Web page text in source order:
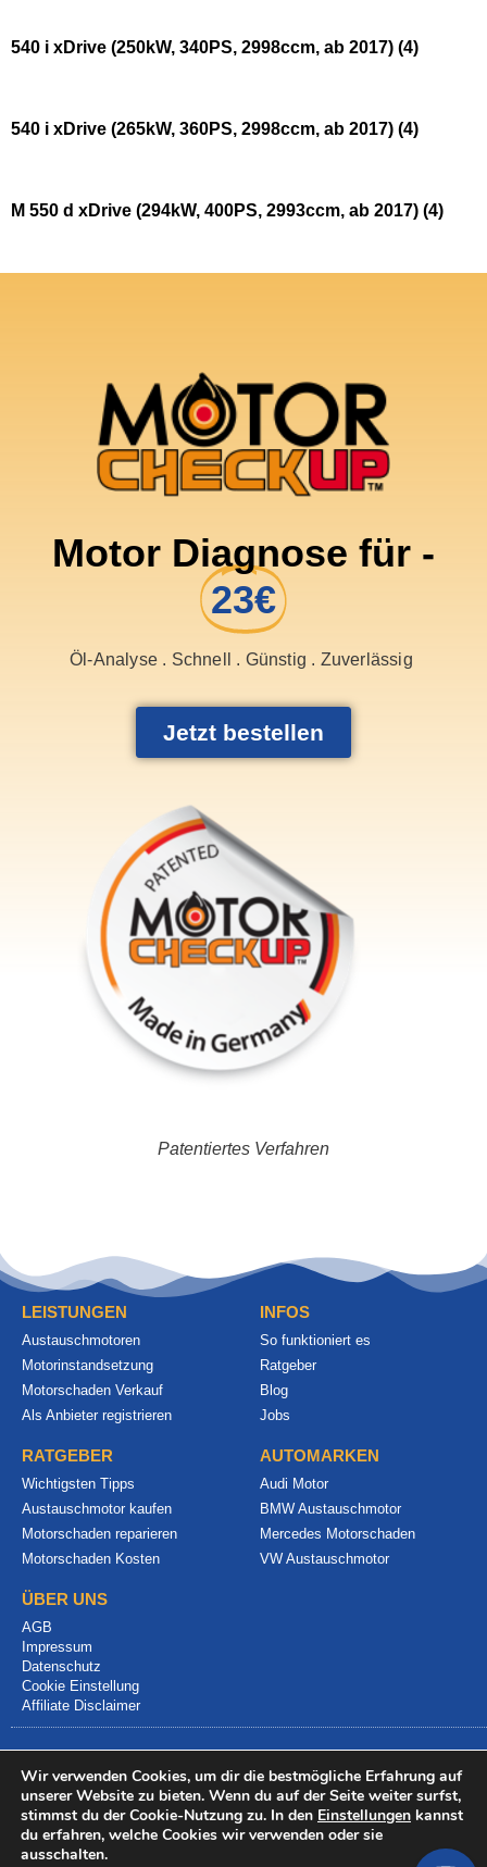
540 i xDrive (250kW, 340PS, 2998ccm, ab 2017) (4)
540 i xDrive (265kW, 360PS, 2998ccm, ab 2017) (4)
M 550 d xDrive (294kW, 400PS, 2993ccm, ab 2017) (4)
Motor Diagnose für -
23€
Öl-Analyse . Schnell . Günstig . Zuverlässig
Jetzt bestellen
Patentiertes Verfahren
LEISTUNGEN
Austauschmotoren
Motorinstandsetzung
Motorschaden Verkauf
Als Anbieter registrieren
INFOS
So funktioniert es
Ratgeber
Blog
Jobs
RATGEBER
Wichtigsten Tipps
Austauschmotor kaufen
Motorschaden reparieren
Motorschaden Kosten
AUTOMARKEN
Audi Motor
BMW Austauschmotor
Mercedes Motorschaden
VW Austauschmotor
ÜBER UNS
AGB
Impressum
Datenschutz
Cookie Einstellung
Affiliate Disclaimer
© 2024 info@motorschadenvergleich.de
Wir verwenden Cookies, um dir die bestmögliche Erfahrung auf
unserer Website zu bieten. Wenn du auf der Seite weiter surfst,
stimmst du der Cookie-Nutzung zu. In den Einstellungen kannst
du erfahren, welche Cookies wir verwenden oder sie
ausschalten.